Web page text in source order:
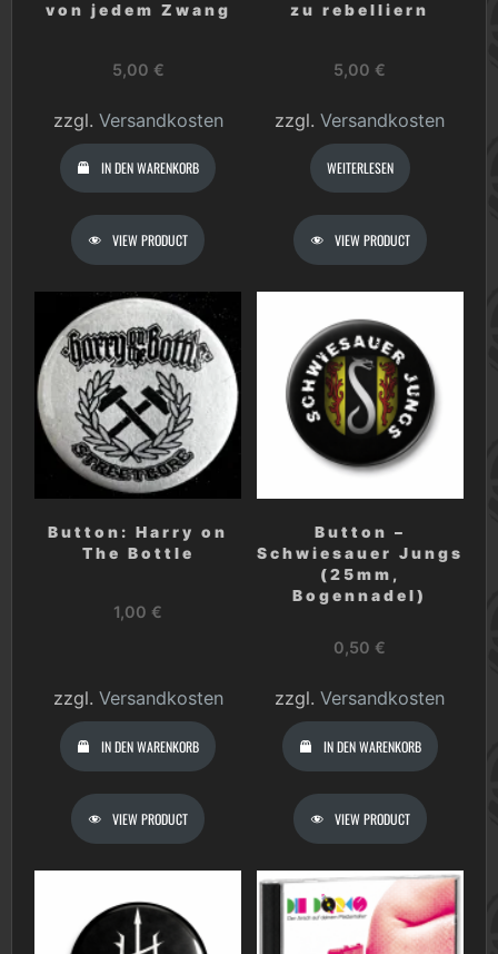
von jedem Zwang
5,00 €
zzgl. Versandkosten
IN DEN WARENKORB
VIEW PRODUCT
zu rebelliern
5,00 €
zzgl.Versandkosten
WEITERLESEN
VIEW PRODUCT
Button: Harry on
The Bottle
1,00 €
zzgl. Versandkosten
IN DEN WARENKORB
VIEW PRODUCT
Button –
Schwiesauer Jungs
(25mm,
Bogennadel)
0,50 €
zzgl.Versandkosten
IN DEN WARENKORB
VIEW PRODUCT